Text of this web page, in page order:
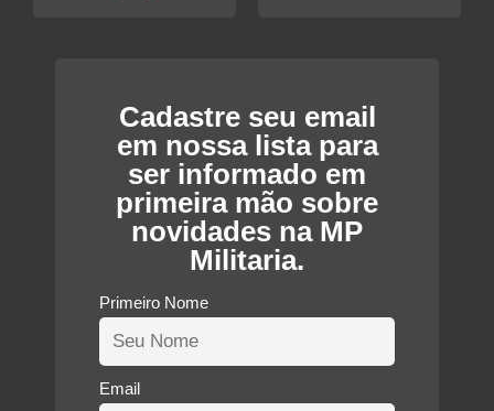
Cadastre seu email
em nossa lista para
ser informado em
primeira mão sobre
novidades na MP
Militaria.
Primeiro Nome
Email